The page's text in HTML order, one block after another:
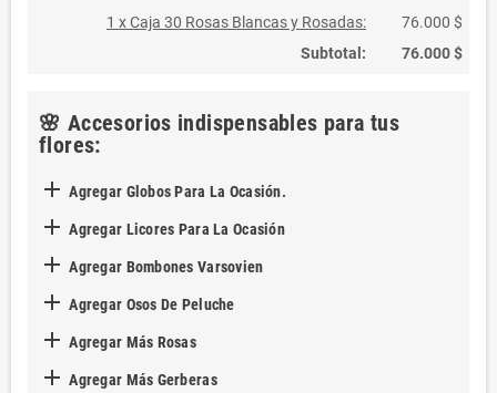
1 x Caja 30 Rosas Blancas y Rosadas:
76.000 $
Subtotal:
76.000 $
🌸 Accesorios indispensables para tus
flores:
 Agregar Globos Para La Ocasión.
 Agregar Licores Para La Ocasión
 Agregar Bombones Varsovien
 Agregar Osos De Peluche
 Agregar Más Rosas
 Agregar Más Gerberas